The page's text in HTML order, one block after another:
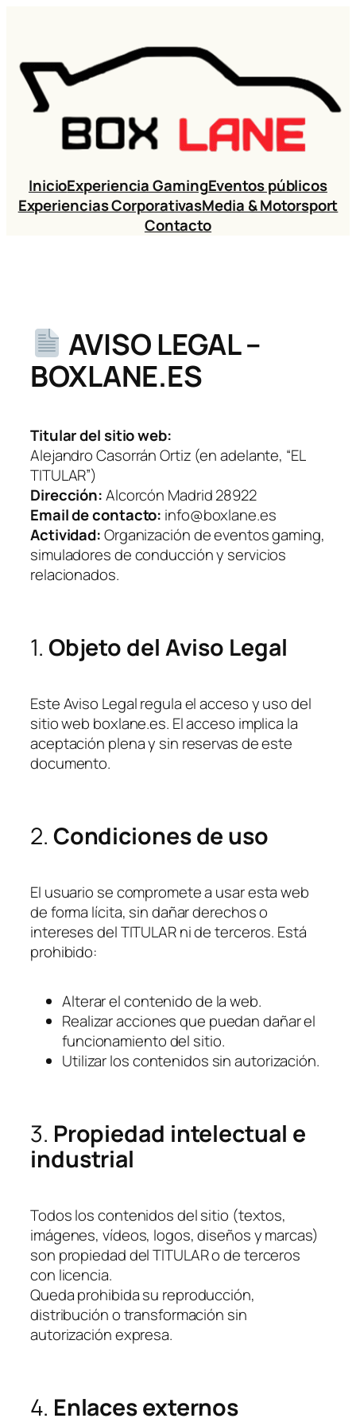
InicioExperiencia GamingEventos públicos
Experiencias CorporativasMedia & Motorsport
Contacto
AVISO LEGAL –
BOXLANE.ES
Titular del sitio web:
Alejandro Casorrán Ortiz (en adelante, “EL
TITULAR”)
Dirección:Alcorcón Madrid 28922
Email de contacto: info@boxlane.es
Actividad:Organización de eventos gaming,
simuladores de conducción y servicios
relacionados.
1. Objeto del Aviso Legal
Este Aviso Legal regula el acceso y uso del
sitio web boxlane.es. El acceso implica la
aceptación plena y sin reservas de este
documento.
2. Condiciones de uso
El usuario se compromete a usar esta web
de forma lícita, sin dañar derechos o
intereses del TITULAR ni de terceros. Está
prohibido:
Alterar el contenido de la web.
Realizar acciones que puedan dañar el
funcionamiento del sitio.
Utilizar los contenidos sin autorización.
3. Propiedad intelectual e
industrial
Todos los contenidos del sitio (textos,
imágenes, vídeos, logos, diseños y marcas)
son propiedad del TITULAR o de terceros
con licencia.
Queda prohibida su reproducción,
distribución o transformación sin
autorización expresa.
4. Enlaces externos